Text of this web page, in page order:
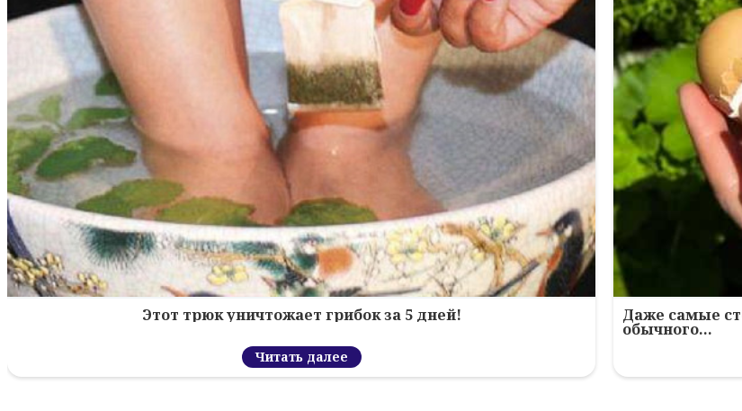
Этот трюк уничтожает грибок за 5 дней!
Читать далее
Даже самые
обычного…